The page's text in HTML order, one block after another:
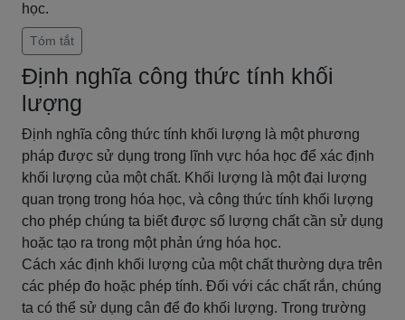
học.
Tóm tắt
Định nghĩa công thức tính khối
lượng
Định nghĩa công thức tính khối lượng là một phương
pháp được sử dụng trong lĩnh vực hóa học để xác định
khối lượng của một chất. Khối lượng là một đại lượng
quan trọng trong hóa học, và công thức tính khối lượng
cho phép chúng ta biết được số lượng chất cần sử dụng
hoặc tạo ra trong một phản ứng hóa học.
Cách xác định khối lượng của một chất thường dựa trên
các phép đo hoặc phép tính. Đối với các chất rắn, chúng
ta có thể sử dụng cân để đo khối lượng. Trong trường